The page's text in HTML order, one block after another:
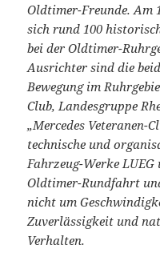
Oldtimer-Freunde. Am
sich rund 100
bei der Oldtimer-
Ausrichter sind die
Bewegung im
Club, Landesgruppe
„Mercedes Veteranen-
technische und
Fahrzeug-Werke
Oldtimer-Rundfahrt
nicht um
Zuverlässigkeit und
Verhalten.